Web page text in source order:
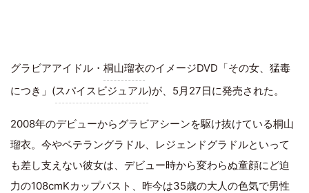
グラビアアイドル・ 桐山瑠衣のイメージDVD「その女、猛毒
につき」(スパイスビジュアル)が、5月27日に発売された。
2008年のデビューからグラビアシーンを駆け抜けている桐山
瑠衣。今やベテラングラドル、レジェンドグラドルといって
も差し支えない彼女は、デビュー時から変わらぬ童顔にど迫
力の108cmKカップバスト、昨今は35歳の大人の色気で男性